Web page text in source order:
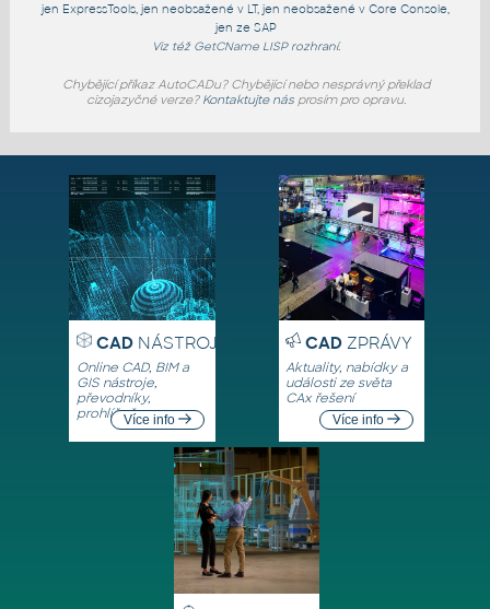
jen ExpressTools , jen neobsažené v LT, jen neobsažené v Core Console
jen ze SAP
Viz též GetCNameLISP rozhraní.
Chybějící příkaz AutoCADu? Chybějící nebo nesprávný překlad
cizojazyčné verze? Kontaktujte násprosím pro opravu.
CADNÁSTROJE
Online CAD, BIM a
GIS nástroje,
převodníky,
prohlížečeVíce info
CADZPRÁVY
Aktuality, nabídky a
události ze světa
CAx řešení
Více info